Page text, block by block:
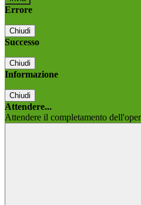
Errore
Chiudi
Successo
Chiudi
Informazione
Chiudi
Attendere...
Attendere il completamento